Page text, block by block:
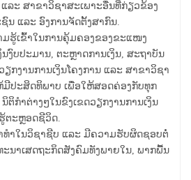
ແລະ ສາຂາວິຊາສະເພາະອື່ນທີ່ກ່ຽວຂ້ອງ
ນ ແລະ ອົງການຈັດຕັ້ງສາກົນ.
ຮູ້ເຂົ້າໃນການຄຸ້ມຄອງຂອງຂະແໜງ
ງົບປະມານ, ຕະຫຼາດການເງິນ, ສະຖາບັນ
ຽກງານການເງິນໂຄງການ ແລະ ສາຂາວິຊາ
ມີປະສິດທິພາບ ເພື່ອໃຫ້ສອດຄ່ອງກັບທຸກ
ຕິກຳຕ່າງໆໃນຂົງເຂດວຽກງານການເງິນ
ຕະຫຼອດຊີວິດ.
ທຳໃນວິຊາຊີບ ແລະ ມີຄວາມຮັບຜິດຊອບຕໍ່
ນາເສດຖະກິດສັງຄົມທັງພາຍໃນ, ພາກພື້ນ